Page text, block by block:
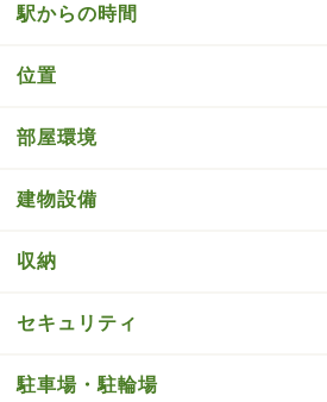
駅からの時間
位置
部屋環境
建物設備
収納
セキュリティ
駐車場・駐輪場